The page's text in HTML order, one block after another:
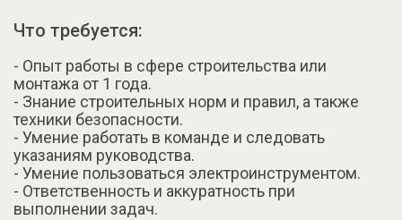
Что требуется:
- Опыт работы в сфере строительства или
монтажа от 1 года.
- Знание строительных норм и правил, а также
техники безопасности.
- Умение работать в команде и следовать
указаниям руководства.
- Умение пользоваться электроинструментом.
- Ответственность и аккуратность при
выполнении задач.